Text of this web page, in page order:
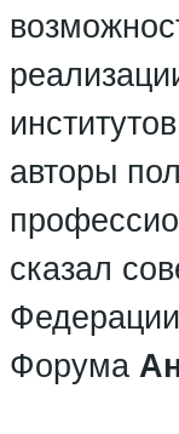
авторы
сказал
Форума